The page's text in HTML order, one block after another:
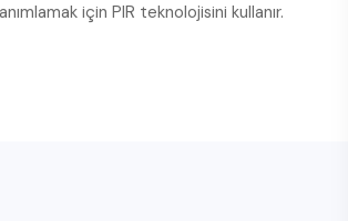
için PIR teknolojisini kullanır.